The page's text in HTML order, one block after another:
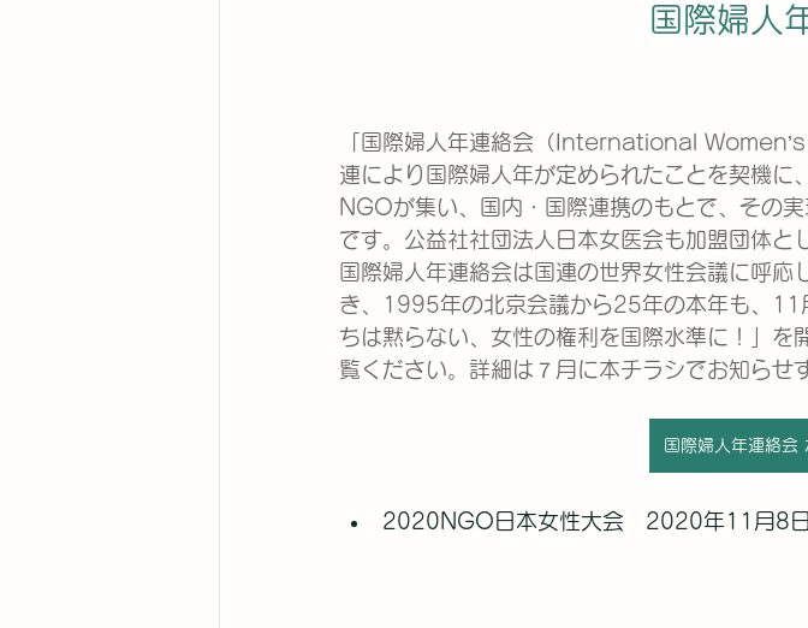
国際婦人
「国際婦人年連絡会（International
連により国際婦人年が定められたことを契機に
NGOが集い、国内・国際連携のもとで、その
です。公益社社団法人日本女医会も加盟団体と
国際婦人年連絡会は国連の世界女性会議に呼
き、1995年の北京会議から25年の本年も、
ちは黙らない、女性の権利を国際水準に！」を
覧ください。詳細は７月に本チラシでお知らせ
国際婦人年連絡会
2020NGO日本女性大会　2020年11月8日